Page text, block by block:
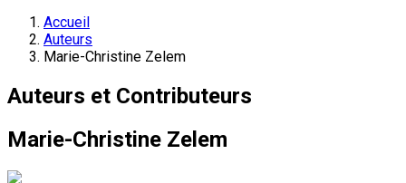
Accueil
Auteurs
Marie-Christine Zelem
Auteurs et Contributeurs
Marie-Christine Zelem